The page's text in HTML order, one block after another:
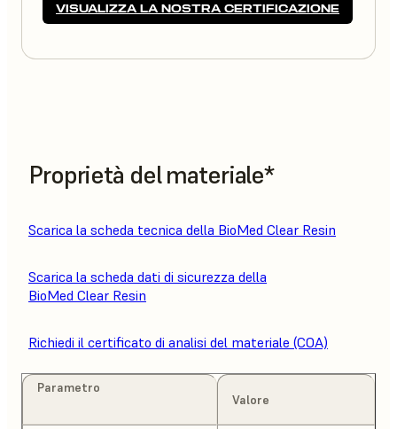
VISUALIZZA LA NOSTRA CERTIFICAZIONE
Proprietà del materiale*
Scarica la scheda tecnica della BioMed Clear Resin
Scarica la scheda dati di sicurezza della
BioMed Clear Resin
Richiedi il certificato di analisi del materiale (COA)
Parametro
Valore